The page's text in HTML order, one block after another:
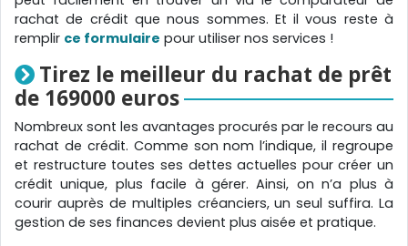
rachat de crédit que nous sommes. Et il vous reste à
remplir ce formulaire pour utiliser nos services !
Tirez le meilleur du rachat de prêt
de 169000 euros
Nombreux sont les avantages procurés par le recours au
rachat de crédit. Comme son nom l’indique, il regroupe
et restructure toutes ses dettes actuelles pour créer un
crédit unique, plus facile à gérer. Ainsi, on n’a plus à
courir auprès de multiples créanciers, un seul suffira. La
gestion de ses finances devient plus aisée et pratique.